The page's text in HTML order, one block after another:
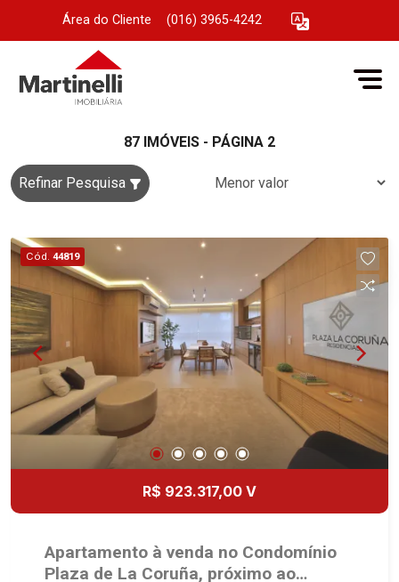
Área do Cliente (016) 3965-4242
87 IMÓVEIS - PÁGINA 2
Refinar Pesquisa
Cód. 44819
R$ 923.317,00 V
Apartamento à venda no Condomínio
Plaza de La Coruña, próximo ao